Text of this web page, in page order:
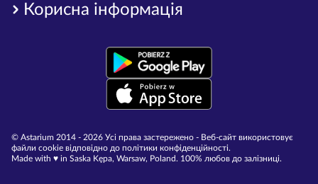
Корисна інформація
© Astarium 2014 - 2026 Усі права застережено - Веб-сайт використовує
файли cookie відповідно до політики конфіденційності.
Made with ♥︎ in Saska Kępa, Warsaw, Poland. 100% любов до залізниці.